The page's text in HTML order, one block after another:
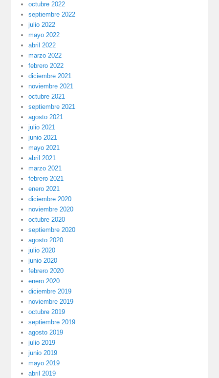
octubre 2022
septiembre 2022
julio 2022
mayo 2022
abril 2022
marzo 2022
febrero 2022
diciembre 2021
noviembre 2021
octubre 2021
septiembre 2021
agosto 2021
julio 2021
junio 2021
mayo 2021
abril 2021
marzo 2021
febrero 2021
enero 2021
diciembre 2020
noviembre 2020
octubre 2020
septiembre 2020
agosto 2020
julio 2020
junio 2020
febrero 2020
enero 2020
diciembre 2019
noviembre 2019
octubre 2019
septiembre 2019
agosto 2019
julio 2019
junio 2019
mayo 2019
abril 2019